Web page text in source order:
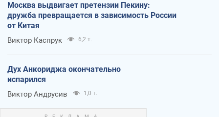
Москва выдвигает претензии Пекину:
дружба превращается в зависимость России
от Китая
Виктор Каспрук 6,2 т.
Дух Анкориджа окончательно
испарился
Виктор Андрусив 1,0 т.